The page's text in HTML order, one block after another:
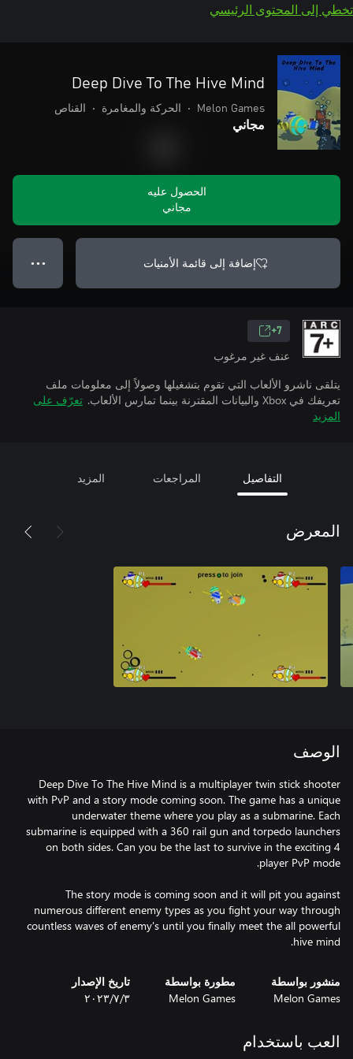
تخطي إلى المحتوى الرئيسي
Deep Dive To The Hive Mind
Melon Games
• الحركة والمغامرة • القناص
مجاني
الحصول عليه
مجاني
إضافة إلى قائمة الأمنيات ● ● ●
7+
عنف غير مرغوب
يتلقى ناشرو الألعاب التي تقوم بتشغيلها وصولاً إلى معلومات ملف
تعريفك في Xbox والبيانات المقترنة بينما تمارس الألعاب.
تعرّف على
المزيد
التفاصيل المراجعات المزيد
المعرض
الوصف
Deep Dive To The Hive Mind is a multiplayer twin stick shooter
with PvP and a story mode coming soon. The game has a unique
underwater theme where you play as a submarine. Each
submarine is equipped with a 360 rail gun and torpedo launchers
on both sides. Can you be the last to survive in the exciting 4
The story mode is coming soon and it will pit you against
numerous different enemy types as you fight your way through
countless waves of enemy's until you finally meet the all powerful
hive mind.
منشور بواسطة
Melon Games
مطورة بواسطة
Melon Games
تاريخ الإصدار
٣‏/٧‏/٢٠٢٣
العب باستخدام